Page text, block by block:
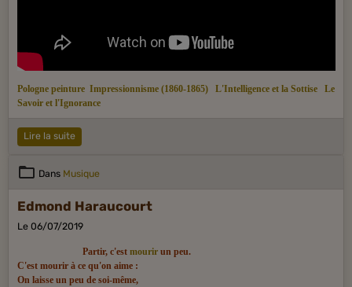
Pologne peinture Impressionnisme (1860-1865) L'Intelligence et la Sottise
Le
Savoir et l'Ignorance
Lire la suite
Dans Musique
Edmond Haraucourt
Le 06/07/2019
Partir, c'est mourirun peu.
C'est mourir à ce qu'on aime :
On laisse un peu de soi-même,